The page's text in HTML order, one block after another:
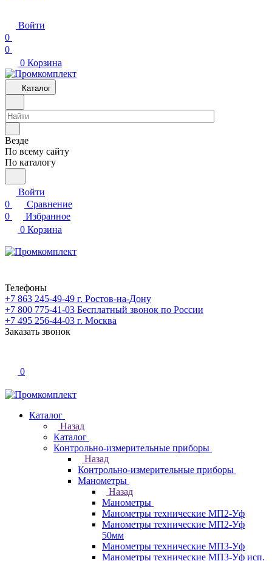
Войти
0
0
0 Корзина
Каталог
Везде
По всему сайту
По каталогу
Войти
0
Сравнение
0
Избранное
0 Корзина
Телефоны
+7 863 245-49-49 г. Ростов-на-Дону
+7 800 775-41-03 Бесплатный звонок по России
+7 495 256-44-03 г. Москва
Заказать звонок
0
Каталог
Назад
Каталог
Контрольно-измерительные приборы
Назад
Контрольно-измерительные приборы
Манометры
Назад
Манометры
Манометры технические МП2-Уф
Манометры технические МП2-Уф
50мм
Манометры технические МП3-Уф
Манометры технические МП3-Уф исп.